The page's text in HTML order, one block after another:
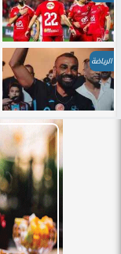
الرياضة